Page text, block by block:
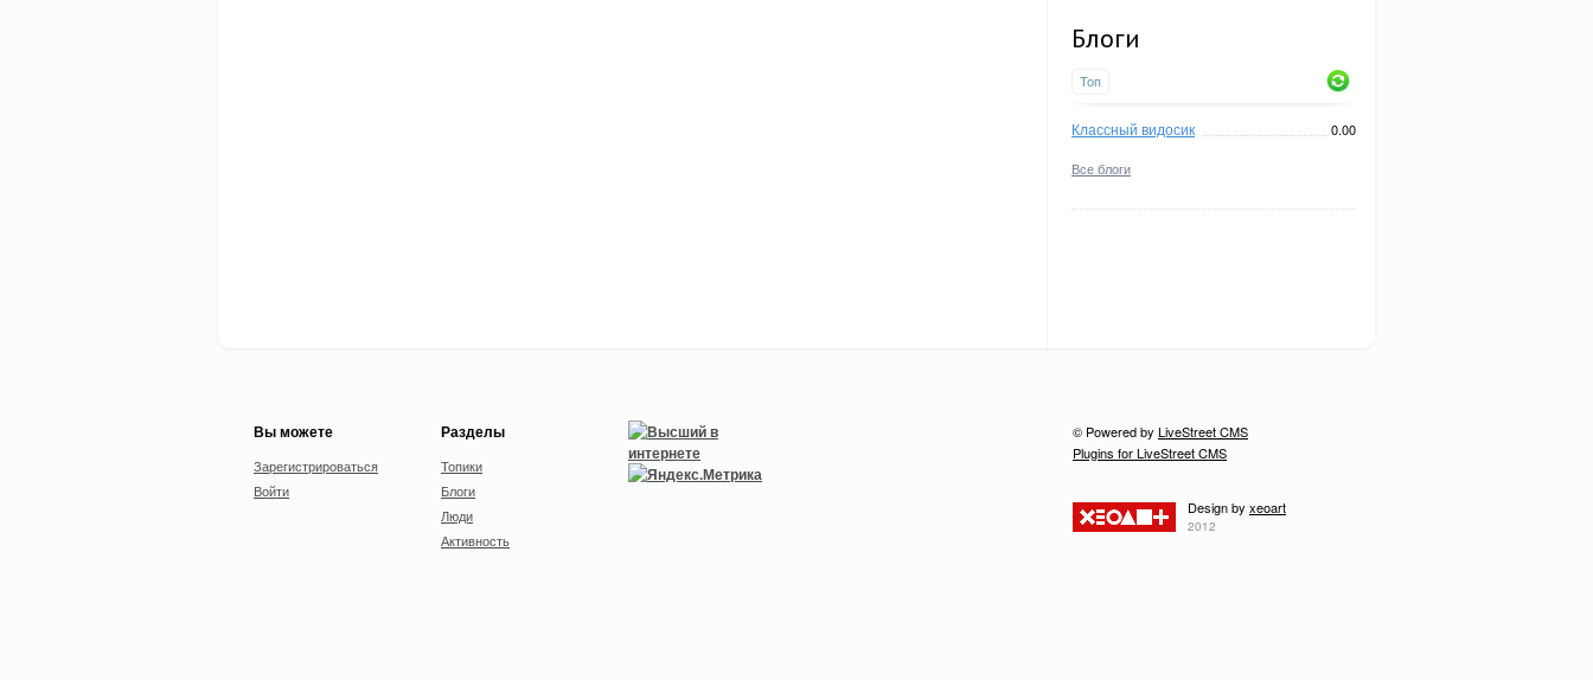
Блоги
Топ
Классный видосик 0.00
Все блоги
Вы можете
Зарегистрироваться
Войти
Разделы
Топики
Блоги
Люди
Активность
© Powered by LiveStreet CMS
Plugins for LiveStreet CMS
Design by xeoart
2012